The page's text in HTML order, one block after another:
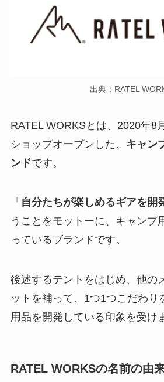
出典：RATEL
RATEL WORKSとは、2020年8
ショップオープンした、 キャン
ンドです。
「 自分たちが楽しめるギアを開
うことをモットーに、キャンプ
っているブランドです。
後述するテントをはじめ、他の
ットを補って、1つ1つこだわり
用品を開発している印象を受け
RATEL WORKSの名前の由